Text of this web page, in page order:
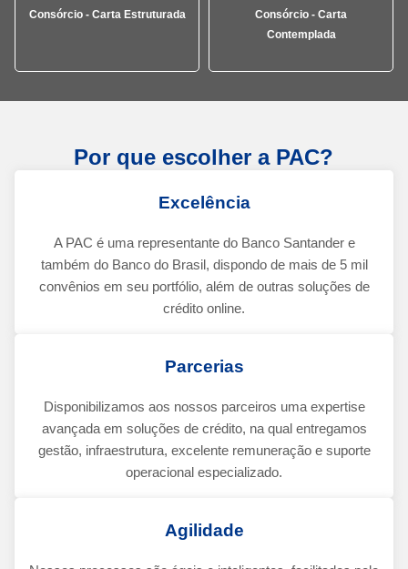
Consórcio - Carta Estruturada
Consórcio - Carta
Contemplada
Por que escolher a PAC?
Excelência
A PAC é uma representante do Banco Santander e
também do Banco do Brasil, dispondo de mais de 5 mil
convênios em seu portfólio, além de outras soluções de
crédito online.
Parcerias
Disponibilizamos aos nossos parceiros uma expertise
avançada em soluções de crédito, na qual entregamos
gestão, infraestrutura, excelente remuneração e suporte
operacional especializado.
Agilidade